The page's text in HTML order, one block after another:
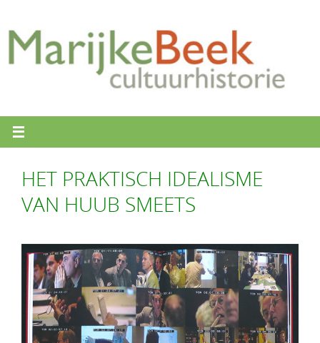
inhoud
HET PRAKTISCH IDEALISME
VAN HUUB SMEETS